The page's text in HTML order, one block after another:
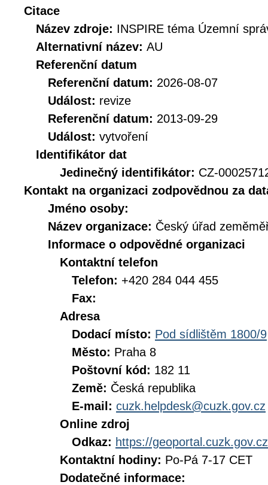
Citace
Název zdroje: INSPIRE téma Územní
Alternativní název: AU
Referenční datum
Referenční datum: 2026-08-07
Událost: revize
Referenční datum: 2013-09-29
Událost: vytvoření
Identifikátor dat
Jedinečný identifikátor: CZ-
Kontakt na organizaci zodpovědnou za
Jméno osoby:
Název organizace: Český úřad
Informace o odpovědné organizaci
Kontaktní telefon
Telefon: +420 284 044 455
Fax:
Adresa
Dodací místo: Pod sídlištěm 1800/9
Město: Praha 8
Poštovní kód: 182 11
Země: Česká republika
E-mail: cuzk.helpdesk@cuzk.gov.cz
Online zdroj
Odkaz: https://geoportal.cuzk.gov.cz
Kontaktní hodiny: Po-Pá 7-17 CET
Dodatečné informace: